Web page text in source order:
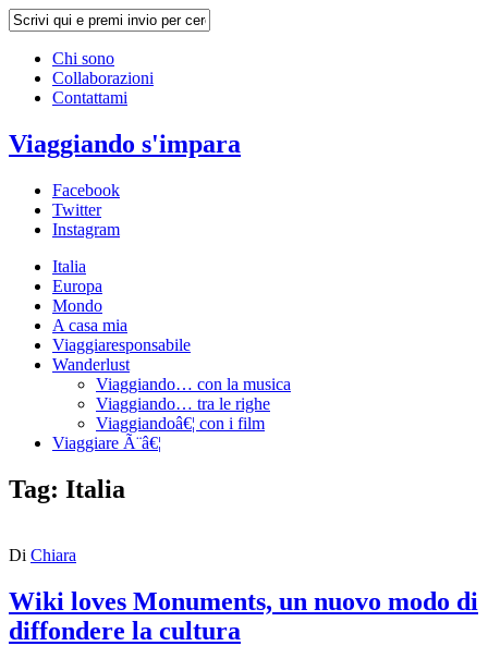
Chi sono
Collaborazioni
Contattami
Viaggiando s'impara
Facebook
Twitter
Instagram
Italia
Europa
Mondo
A casa mia
Viaggiaresponsabile
Wanderlust
Viaggiando… con la musica
Viaggiando… tra le righe
Viaggiandoâ€¦ con i film
Viaggiare Ã¨â€¦
Tag: Italia
Di Chiara
Wiki loves Monuments, un nuovo modo di
diffondere la cultura